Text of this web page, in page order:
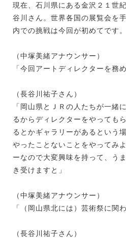
現在、石川県にある金沢２１世
谷川さん。世界各国の展覧会を
内での挑戦は今回が初めてです。
（中塚美緒アナウンサー）
「今回アートディレクターを務
（長谷川祐子さん）
「岡山県とＪＲの人たちが一緒
るからディレクターをやっても
るとかギャラリーがあるという
やったことないことをやってみ
ーなので大変興味を持って、う
き受けますと」
（中塚美緒アナウンサー）
「（岡山県北には）芸術祭に関
（長谷川祐子さん）